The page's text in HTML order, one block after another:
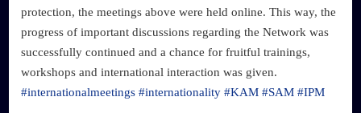
protection, the meetings above were held online. This way, the
progress of important discussions regarding the Network was
successfully continued and a chance for fruitful trainings,
workshops and international interaction was given.
#internationalmeetings #internationality #KAM #SAM #IPM